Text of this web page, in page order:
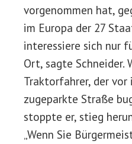
vorgenommen hat,
im Europa der 27
interessiere sich nur
Ort, sagte Schneider.
Traktorfahrer, der vor
zugeparkte Straße
stoppte er, stieg
„Wenn Sie